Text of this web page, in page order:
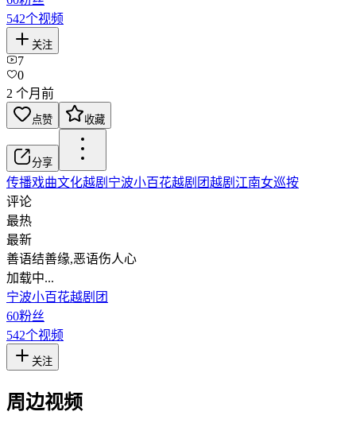
542个视频
关注
7
0
2 个月前
点赞 收藏
分享
传播戏曲文化越剧 宁波小百花越剧团越剧江南女巡按
评论
最热
最新
善语结善缘,恶语伤人心
加载中...
宁波小百花越剧团
60粉丝
542个视频
关注
周边视频